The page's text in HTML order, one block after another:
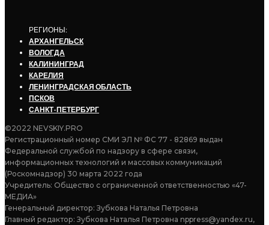
РЕГИОНЫ:
АРХАНГЕЛЬСК
ВОЛОГДА
КАЛИНИНГРАД
КАРЕЛИЯ
ЛЕНИНГРАДСКАЯ ОБЛАСТЬ
ПСКОВ
САНКТ-ПЕТЕРБУРГ
©2022 NEVSKIY.PRO
Регистрационный номер СМИ ЭЛ № ФС 77 - 82869 выдан
Федеральной службой по надзору в сфере связи,
информационных технологий и массовых коммуникаций
(Роскомнадзор) 30 марта 2022 года
Учредитель: Общество с ограниченной ответственностью «47-
МЕДИА»
Генеральный директор: Зубкова Наталья Петровна
Главный редактор: Зубкова Наталья Петровна nppress@yandex.ru,